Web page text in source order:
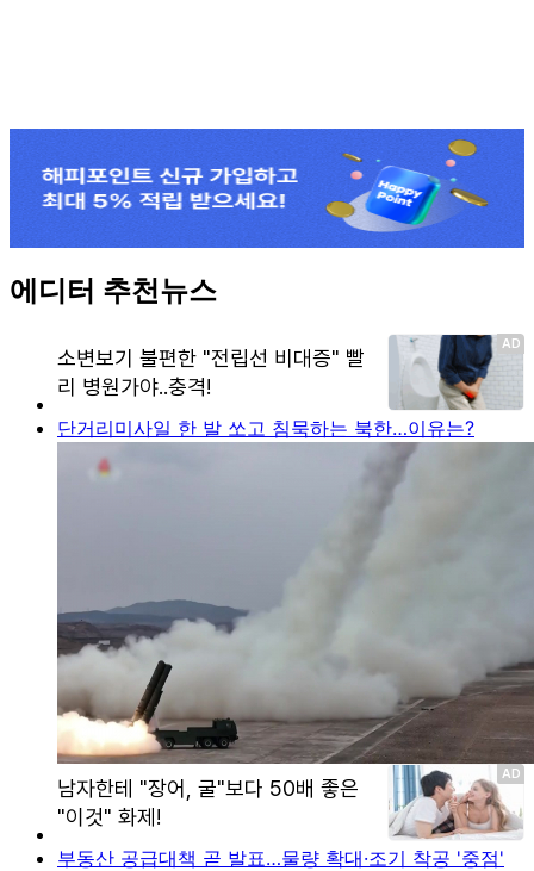
에디터 추천뉴스
단거리미사일 한 발 쏘고 침묵하는 북한…이유는?
부동산 공급대책 곧 발표…물량 확대·조기 착공 '중점'